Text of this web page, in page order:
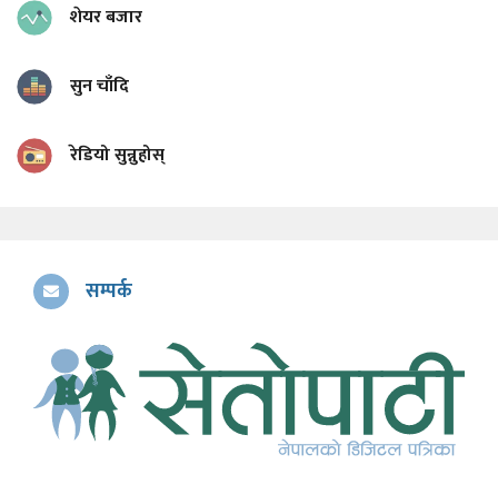
शेयर बजार
सुन चाँदि
रेडियो सुन्नुहोस्
सम्पर्क